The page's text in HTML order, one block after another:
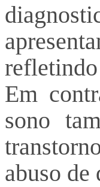
Em
sono
abuso de